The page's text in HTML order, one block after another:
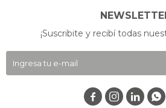
¡Suscribite y recibí todas
   